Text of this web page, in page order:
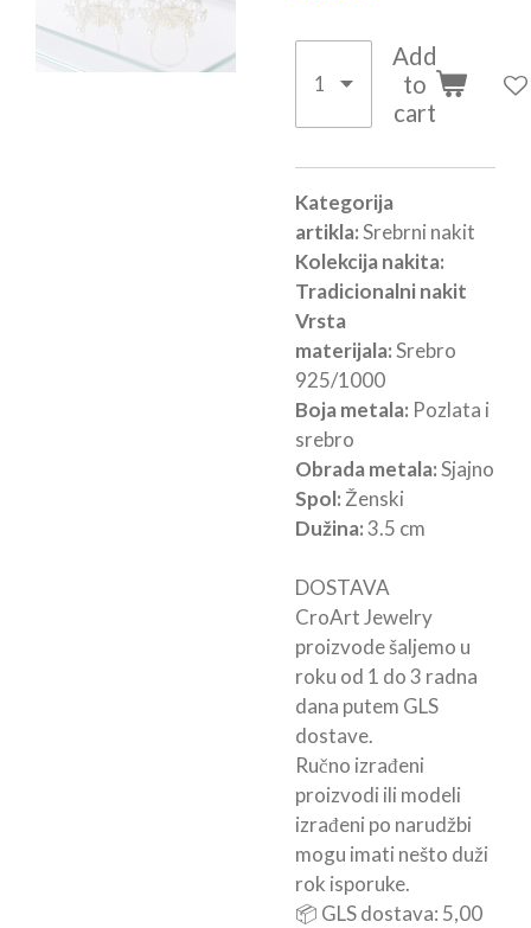
Add
to
cart
Kategorija
artikla:Srebrni nakit
Kolekcija nakita:
Tradicionalni nakit
Vrsta
materijala:Srebro
925/1000
Boja metala: Pozlata i
srebro
Obrada metala:Sjajno
Spol: Ženski
Dužina:3.5 cm
DOSTAVA
CroArt Jewelry
proizvode šaljemo u
roku od 1 do 3 radna
dana putem GLS
dostave.
Ručno izrađeni
proizvodi ili modeli
izrađeni po narudžbi
mogu imati nešto duži
rok isporuke.
📦 GLS dostava: 5,00